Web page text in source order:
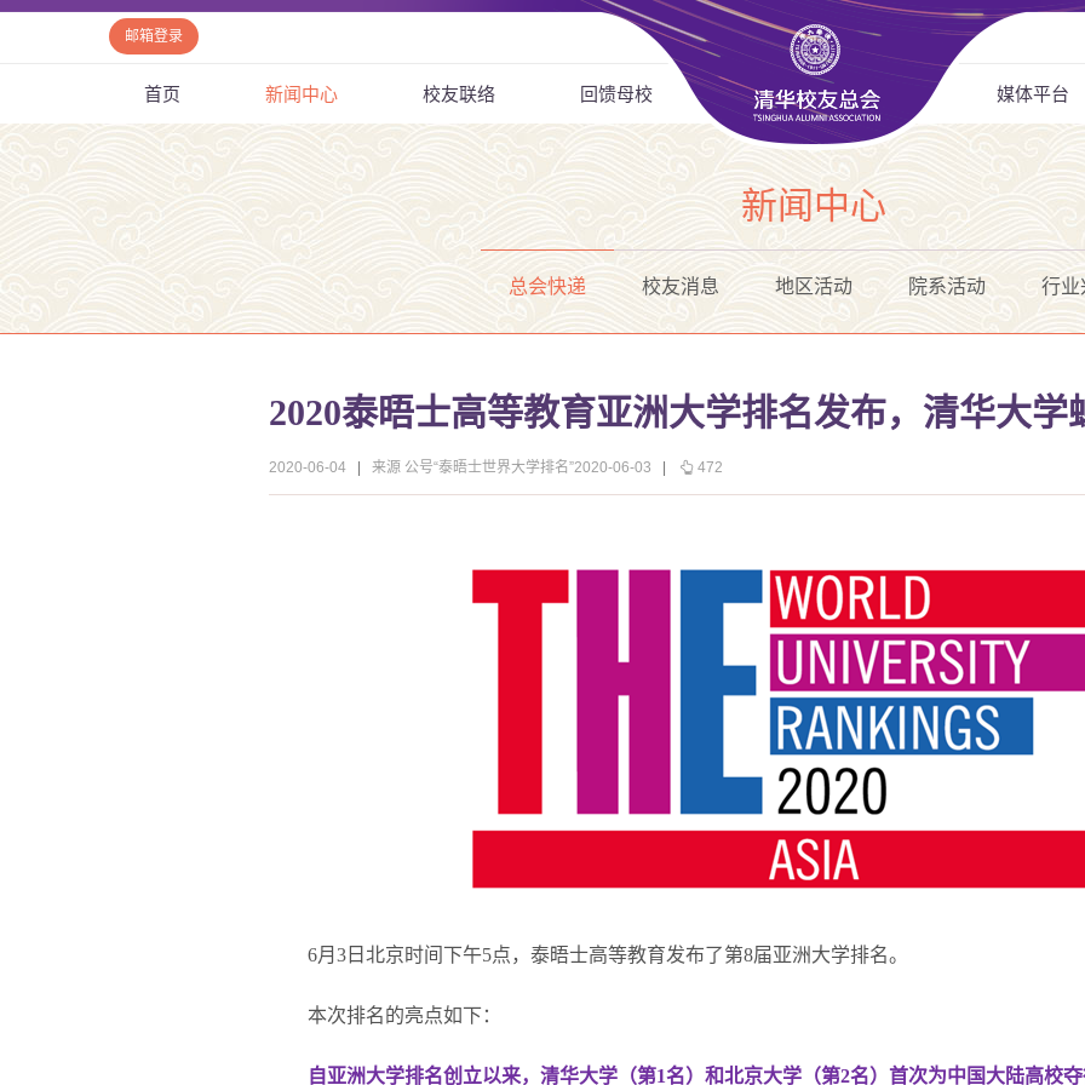
邮箱登录
首页 新闻中心 校友联络 回馈母校 媒体平台
新闻中心
总会快递 校友消息 地区活动 院系活动 行业
2020泰晤士高等教育亚洲大学排名发布，清华大学
2020-06-04 来源 公号“泰晤士世界大学排名”2020-06-03 472
6月3日北京时间下午5点，泰晤士高等教育发布了第8届亚洲大学排名。
本次排名的亮点如下：
自亚洲大学排名创立以来，清华大学（第1名）和北京大学（第2名）首次为中国大陆高校